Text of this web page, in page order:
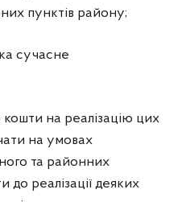
пунктів району;
сучасне
на реалізацію цих
на умовах
та районних
до реалізації деяких